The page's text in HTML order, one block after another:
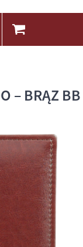
– BRĄZ BB